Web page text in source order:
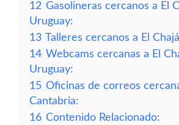
12 Gasolineras cercanos a El
Uruguay:
13 Talleres cercanos a El
14 Webcams cercanas a El
Uruguay:
15 Oficinas de correos
Cantabria:
16 Contenido Relacionado: